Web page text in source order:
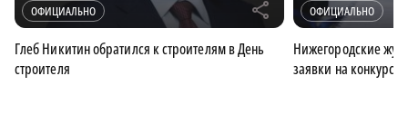
ОФИЦИАЛЬНО r
Глеб Никитин обратился к строителям в День
строителя
ОФИЦИАЛЬНО
Нижегородские
заявки на конкурс